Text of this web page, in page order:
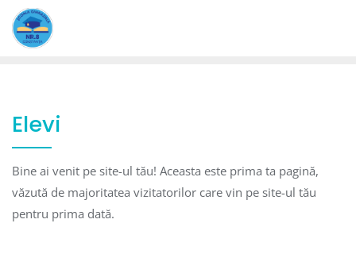
Skip
content
Elevi
Bine ai venit pe site-ul tău! Aceasta este prima ta pagină,
văzută de majoritatea vizitatorilor care vin pe site-ul tău
pentru prima dată.